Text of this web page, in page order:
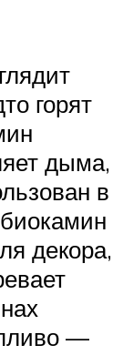
горят
дыма,
в
декора,
—